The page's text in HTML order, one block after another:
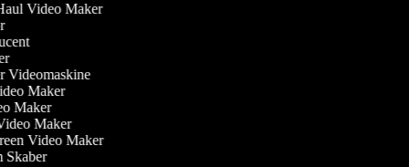
Video Maker
Videomaskine
Maker
Maker
Maker
Video Maker
Skaber